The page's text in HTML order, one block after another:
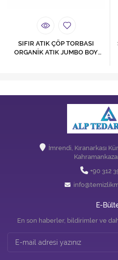
SIFIR ATIK ÇÖP TORBASI
ORGANİK ATIK JUMBO BOY
İmrendi, Kıranarkası
+90 312
E-
En son haberler, bildirimler ve